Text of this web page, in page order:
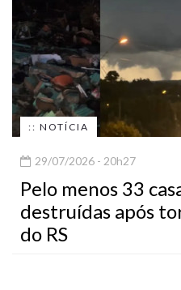
:: NOTÍCIA
29/07/2026 - 20h27
Pelo menos 33
destruídas após
do RS